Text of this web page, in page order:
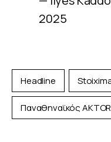
2025
Headline
Παναθηναϊκός AKTOR